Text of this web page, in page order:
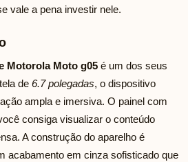
vale a pena investir nele.
Motorola Moto g05 é um dos seus
de 6.7 polegadas, o dispositivo
ampla e imersiva. O painel com
consiga visualizar o conteúdo
A construção do aparelho é
acabamento em cinza sofisticado que